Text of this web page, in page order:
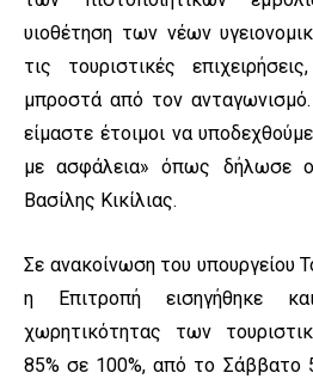
υιοθέτηση των νέων
τις τουριστικές
μπροστά από τον ανταγωνισμό.
είμαστε έτοιμοι να
με ασφάλεια» όπως δήλωσε ο
Βασίλης Κικίλιας.
Σε ανακοίνωση του υπουργείου
η Επιτροπή εισηγήθηκε
χωρητικότητας των
85% σε 100%, από το Σάββατο